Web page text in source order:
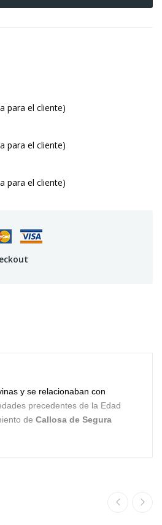
para el cliente)
para el cliente)
para el cliente)
y se relacionaban con
precedentes de la Edad
de Callosa de Segura